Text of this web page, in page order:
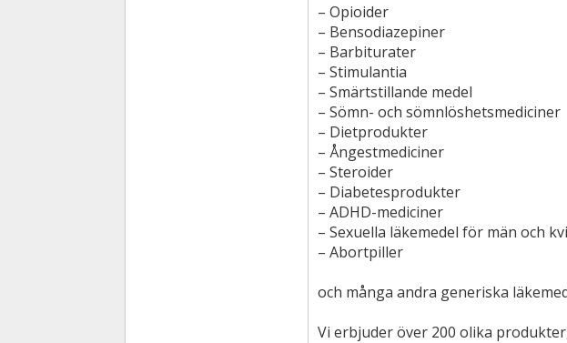
– Opioider
– Bensodiazepiner
– Barbiturater
– Stimulantia
– Smärtstillande medel
– Sömn- och sömnlöshetsmediciner
– Dietprodukter
– Ångestmediciner
– Steroider
– Diabetesprodukter
– ADHD-mediciner
– Sexuella läkemedel för män och
– Abortpiller
och många andra generiska
Vi erbjuder över 200 olika